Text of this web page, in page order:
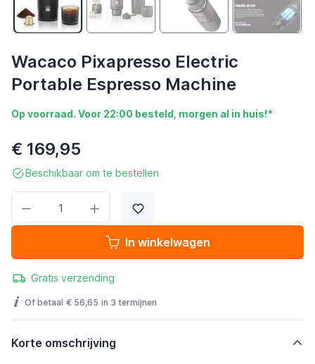
Wacaco Pixapresso Electric
Portable Espresso Machine
Op voorraad. Voor 22:00 besteld, morgen al in huis!*
€ 169,95
Beschikbaar om te bestellen
In winkelwagen
Gratis verzending
Of betaal € 56,65 in 3 termijnen
Korte omschrijving